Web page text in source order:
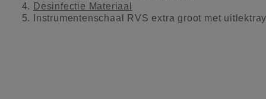
Desinfectie Materiaal
Instrumentenschaal RVS extra groot met